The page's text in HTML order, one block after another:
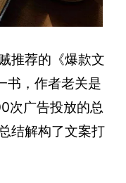
推荐的《爆款文
，作者老关是
次广告投放的总
结解构了文案打